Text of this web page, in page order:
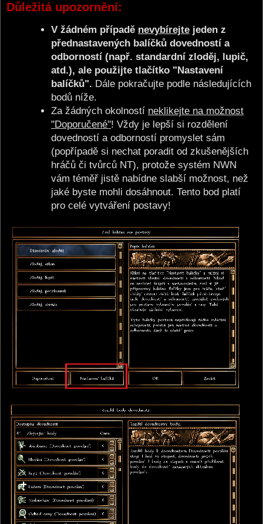
Důležitá upozornění:
V žádném případě nevybírejte jeden z
přednastavených balíčků dovedností a
odborností (např. standardní zloděj, lupič,
atd.), ale použijte tlačítko "Nastavení
balíčků". Dále pokračujte podle následujících
bodů níže.
Za žádných okolností neklikejte na možnost
"Doporučené"! Vždy je lepší si rozdělení
dovedností a odborností promyslet sám
(popřípadě si nechat poradit od zkušenějších
hráčů či tvůrců NT), protože systém NWN
vám téměř jistě nabídne slabší možnost, než
jaké byste mohli dosáhnout. Tento bod platí
pro celé vytváření postavy!